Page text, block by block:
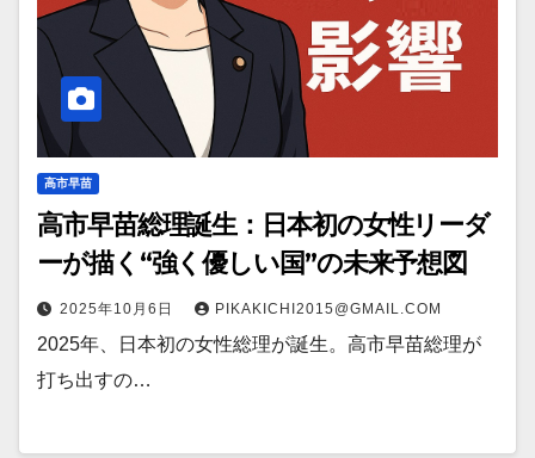
高市早苗
高市早苗総理誕生：日本初の女性リーダ
ーが描く“強く優しい国”の未来予想図
2025年10月6日 PIKAKICHI2015@GMAIL.COM
2025年、日本初の女性総理が誕生。高市早苗総理が
打ち出すの…